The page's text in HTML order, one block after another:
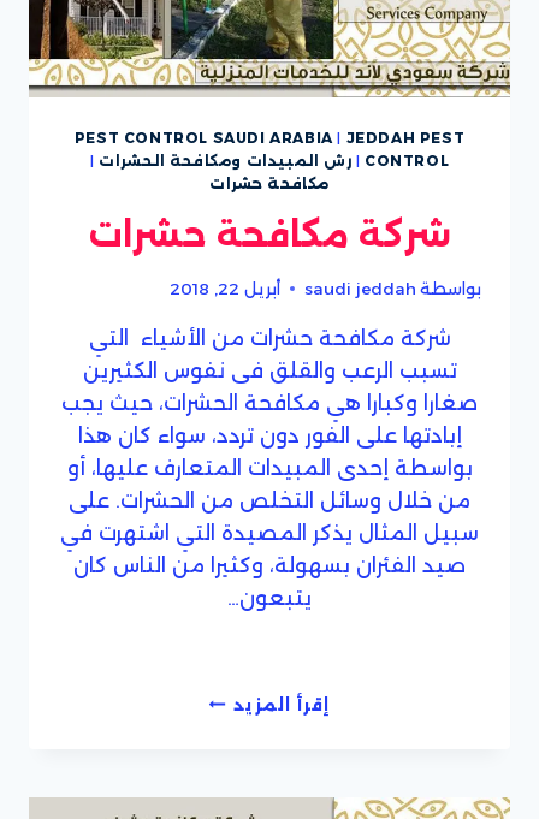
PEST CONTROL SAUDI ARABIA| JEDDAH PEST
CONTROL
| رش المبيدات ومكافحة الحشرات |
مكافحة حشرات
شركة مكافحة حشرات
بواسطة saudi jeddah أبريل 22, 2018
شركة مكافحة حشرات من الأشياء التي
تسبب الرعب والقلق فى نفوس الكثيرين
صغارا وكبارا هي مكافحة الحشرات، حيث يجب
إبادتها على الفور دون تردد، سواء كان هذا
بواسطة إحدى المبيدات المتعارف عليها، أو
من خلال وسائل التخلص من الحشرات. على
سبيل المثال يذكر المصيدة التي اشتهرت في
صيد الفئران بسهولة، وكثيرا من الناس كان
يتبعون…
إقرأ المزيدشركة